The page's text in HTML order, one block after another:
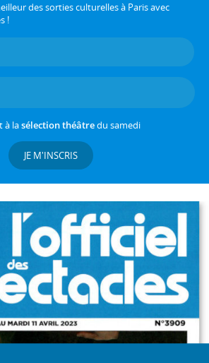
des sorties culturelles à Paris avec
!
à lasélection théâtredu samedi
JE M'INSCRIS